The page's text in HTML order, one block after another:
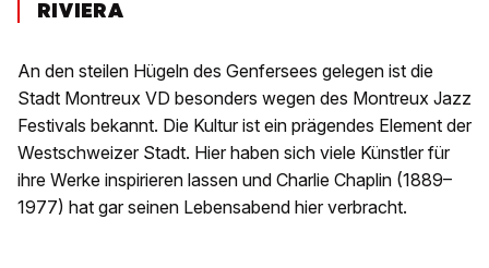
RIVIERA
An den steilen Hügeln des Genfersees gelegen ist die
Stadt Montreux VD besonders wegen des Montreux Jazz
Festivals bekannt. Die Kultur ist ein prägendes Element der
Westschweizer Stadt. Hier haben sich viele Künstler für
ihre Werke inspirieren lassen und Charlie Chaplin (1889–
1977) hat gar seinen Lebensabend hier verbracht.